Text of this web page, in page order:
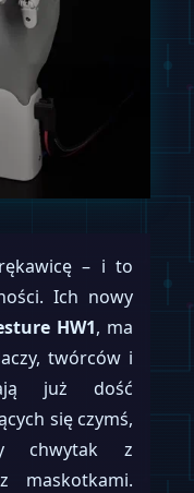
– i to
Ich nowy
HW1, ma
twórców i
już dość
się czymś,
chwytak z
maskotkami.